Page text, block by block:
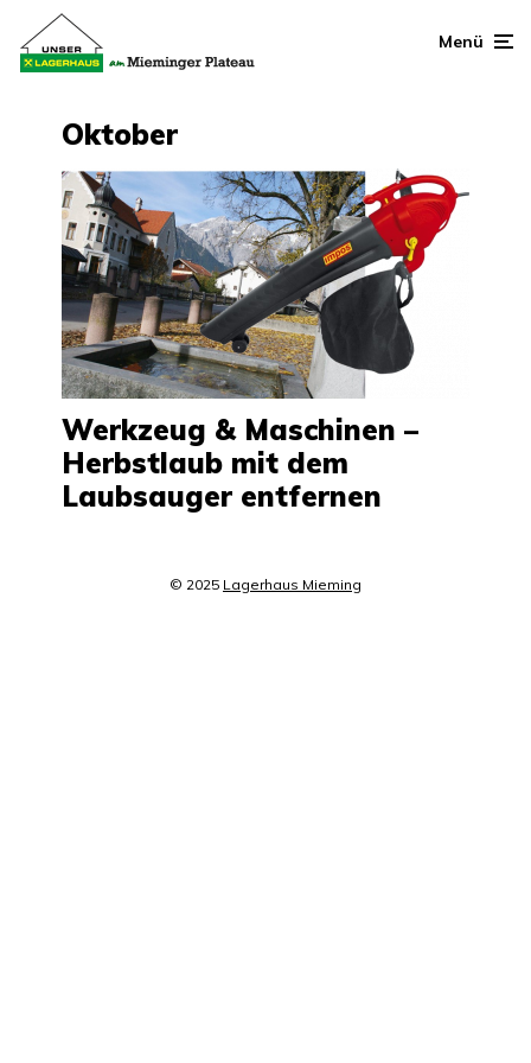
Menü
Oktober
Werkzeug & Maschinen –
Herbstlaub mit dem
Laubsauger entfernen
© 2025 Lagerhaus Mieming